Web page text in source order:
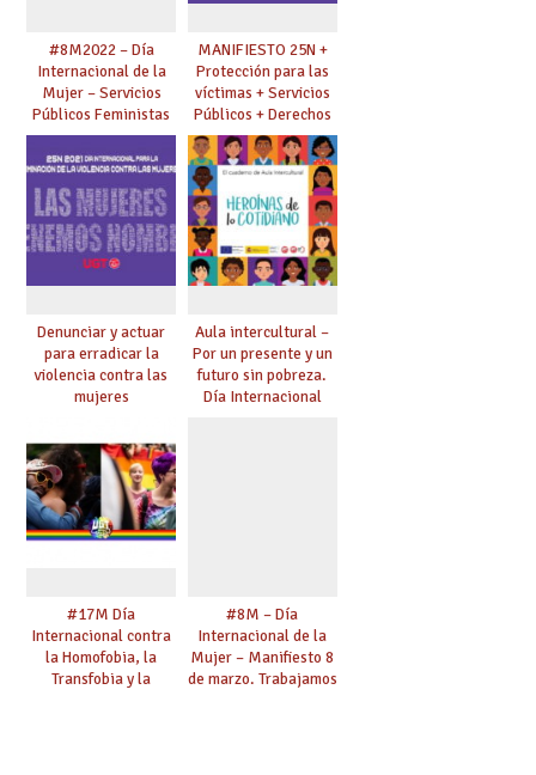
#8M2022 – Día
Internacional de la
Mujer – Servicios
Públicos Feministas
para Avanzar
MANIFIESTO 25N +
Protección para las
víctimas + Servicios
Públicos + Derechos
laborales
Denunciar y actuar
para erradicar la
violencia contra las
mujeres
Aula intercultural –
Por un presente y un
futuro sin pobreza.
Día Internacional
#17M Día
Internacional contra
la Homofobia, la
Transfobia y la
#8M – Día
Internacional de la
Mujer – Manifiesto 8
de marzo. Trabajamos